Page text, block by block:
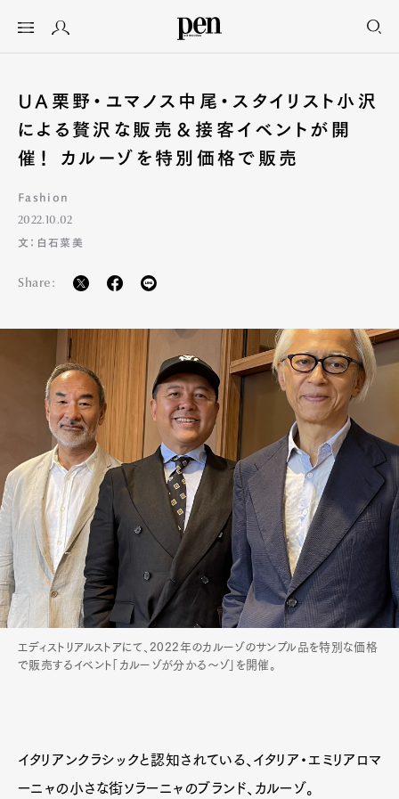
UA栗野・ユマノス中尾・スタイリスト小沢
による贅沢な販売＆接客イベントが開
催！ カルーゾを特別価格で販売
Fashion
2022.10.02
文：白石菜美
Share:
エディストリアルストアにて、2022年のカルーゾのサンプル品を特別な価格
で販売するイベント「カルーゾが分かる～ゾ」を開催。
イタリアンクラシックと認知されている、イタリア・エミリアロマ
ーニャの小さな街ソラーニャのブランド、カルーゾ。